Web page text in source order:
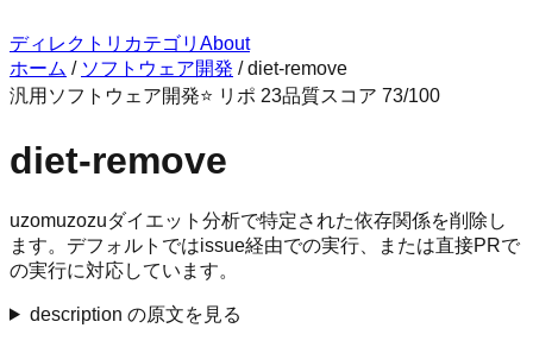
ディレクトリ カテゴリ About
ホーム / ソフトウェア開発 /diet-remove
汎用 ソフトウェア開発⭐ リポ 23品質スコア 73/100
diet-remove
uzomuzozuダイエット分析で特定された依存関係を削除し
ます。デフォルトではissue経由での実行、または直接PRで
の実行に対応しています。
description の原文を見る